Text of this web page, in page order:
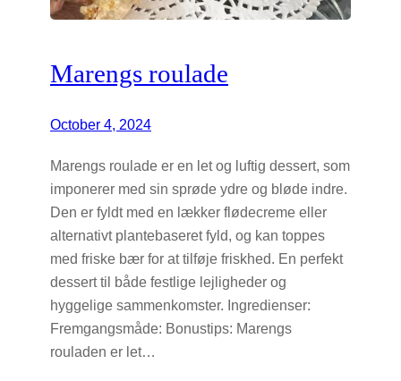
Marengs roulade
October 4, 2024
Marengs roulade er en let og luftig dessert, som
imponerer med sin sprøde ydre og bløde indre.
Den er fyldt med en lækker flødecreme eller
alternativt plantebaseret fyld, og kan toppes
med friske bær for at tilføje friskhed. En perfekt
dessert til både festlige lejligheder og
hyggelige sammenkomster. Ingredienser:
Fremgangsmåde: Bonustips: Marengs
rouladen er let…